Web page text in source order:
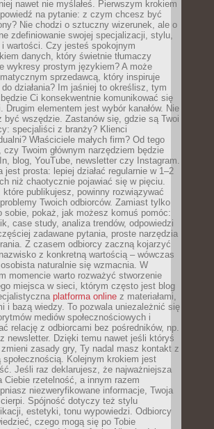
nawet nie myślałeś. Pierwszym krokiem
na pytanie: z czym chcesz być
Nie chodzi o sztuczny wizerunek, ale o
zdefiniowanie swojej specjalizacji, stylu,
i wartości. Czy jesteś spokojnym
danych, który świetnie tłumaczy
wykresy prostym językiem? A może
sprzedawcą, który inspiruje
do działania? Im jaśniej to określisz, tym
będzie Ci konsekwentnie komunikować się
Drugim elementem jest wybór kanałów. Nie
być wszędzie. Zastanów się, gdzie są Twoi
specjaliści z branży? Klienci
Właściciele małych firm? Od tego
czy Twoim głównym narzędziem będzie
blog, YouTube, newsletter czy Instagram.
jest prosta: lepiej działać regularnie w 1–2
niż chaotycznie pojawiać się w pięciu.
które publikujesz, powinny rozwiązywać
Twoich odbiorców. Zamiast tylko
sobie, pokaż, jak możesz komuś pomóc:
case study, analiza trendów, odpowiedzi
zadawane pytania, proste narzędzia
Z czasem odbiorcy zaczną kojarzyć
z konkretną wartością – wówczas
naturalnie się wzmacnia. W
momencie warto rozważyć stworzenie
miejsca w sieci, którym często jest blog
platforma online z materiałami,
i bazą wiedzy. To pozwala uniezależnić się
mediów społecznościowych i
relację z odbiorcami bez pośredników, np.
newsletter. Dzięki temu nawet jeśli któryś
zasady gry, Ty nadal masz kontakt z
społecznością. Kolejnym krokiem jest
Jeśli raz deklarujesz, że najważniejsza
Ciebie rzetelność, a innym razem
niezweryfikowane informacje, Twoja
Spójność dotyczy też stylu
estetyki, tonu wypowiedzi. Odbiorcy
czego mogą się po Tobie